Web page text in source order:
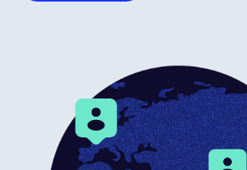
EOR & Payroll
Contractor Management